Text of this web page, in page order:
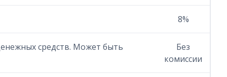
8%
средств. Может быть
Без
комиссии